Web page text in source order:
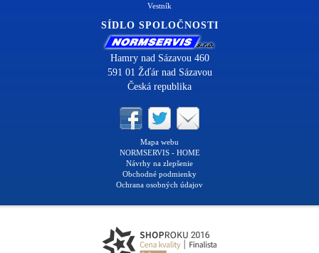
Vestník
SÍDLO SPOLOČNOSTI
Hamry nad Sázavou 460
591 01 Žďár nad Sázavou
Česká republika
Mapa webu
NORMSERVIS - HOME
Návrhy na zlepšenie
Obchodné podmienky
Ochrana osobných údajov